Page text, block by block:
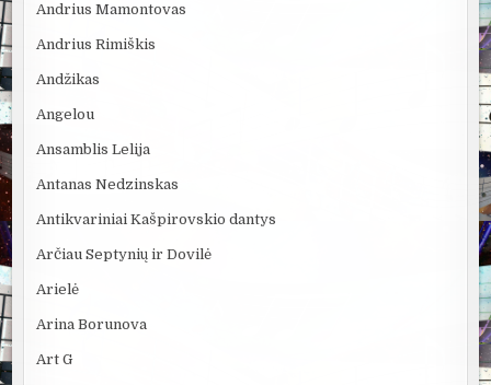
Andrius Mamontovas
Andrius Rimiškis
Andžikas
Angelou
Ansamblis Lelija
Antanas Nedzinskas
Antikvariniai Kašpirovskio dantys
Arčiau Septynių ir Dovilė
Arielė
Arina Borunova
Art G